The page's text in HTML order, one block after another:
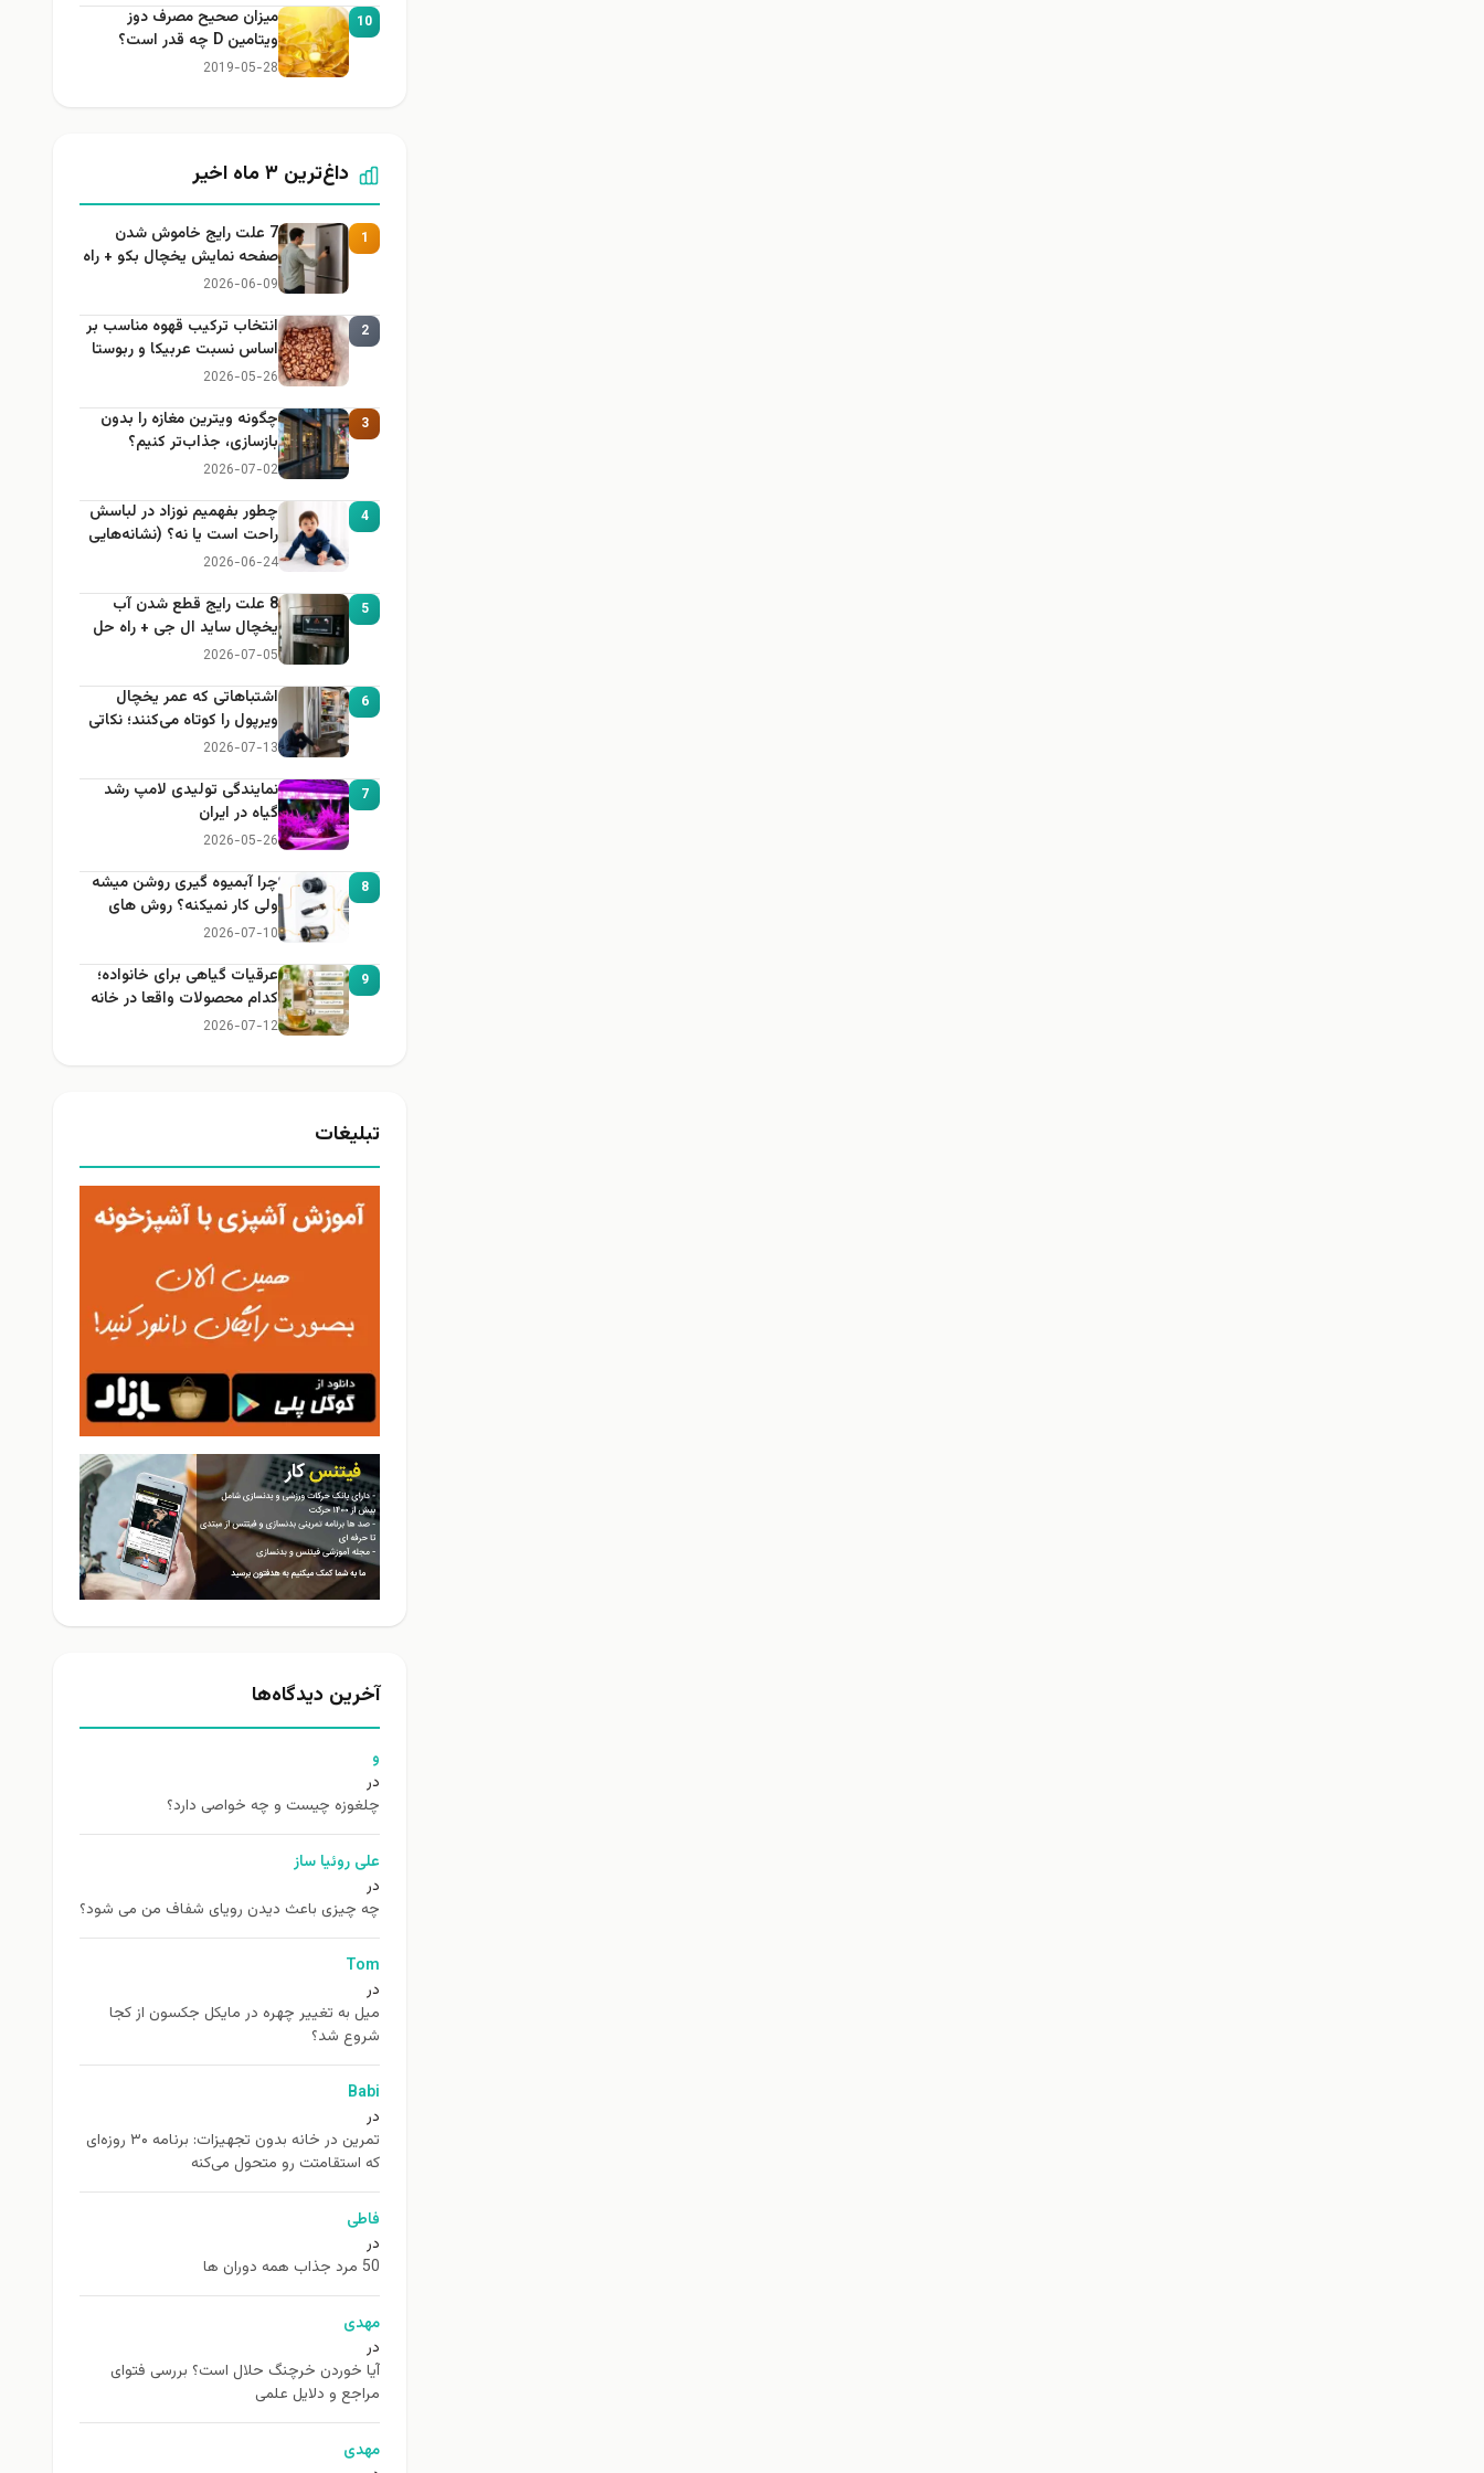
10
میزان صحیح مصرف دوز
ویتامین D چه قدر است؟
2019-05-28
داغ‌ترین ۳ ماه اخیر
1
7 علت رایج خاموش شدن
صفحه نمایش یخچال بکو + راه
حل
2026-06-09
2
انتخاب ترکیب قهوه مناسب بر
اساس نسبت عربیکا و ربوستا
2026-05-26
3
چگونه ویترین مغازه را بدون
بازسازی، جذاب‌تر کنیم؟
2026-07-02
4
چطور بفهمیم نوزاد در لباسش
راحت است یا نه؟ (نشانه‌هایی
که هر مادر باید بداند)
2026-06-24
5
8 علت رایج قطع شدن آب
یخچال ساید ال جی + راه حل
2026-07-05
6
اشتباهاتی که عمر یخچال
ویرپول را کوتاه می‌کنند؛ نکاتی
که باید بدانید
2026-07-13
7
نمایندگی تولیدی لامپ رشد
گیاه در ایران
2026-05-26
8
چرا آبمیوه گیری روشن میشه
ولی کار نمیکنه؟ روش های
عیب یابی
2026-07-10
9
عرقیات گیاهی برای خانواده؛
کدام محصولات واقعا در خانه
کاربرد دارند؟
2026-07-12
تبلیغات
آخرین دیدگاه‌ها
و
در
چلغوزه چیست و چه خواصی دارد؟
علی روئیا ساز
در
چه چیزی باعث دیدن رویای شفاف من می شود؟
Tom
در
ميل به تغيير چهره در مایکل جکسون از كجا
شروع شد؟
Babi
در
تمرین در خانه بدون تجهیزات: برنامه ۳۰ روزه‌ای
که استقامتت رو متحول می‌کنه
فاطی
در
50 مرد جذاب همه دوران ها
مهدی
در
آیا خوردن خرچنگ حلال است؟ بررسی فتوای
مراجع و دلایل علمی
مهدی